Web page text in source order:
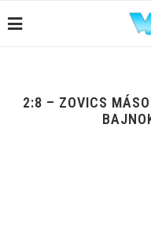
2:8 – ZOVICS